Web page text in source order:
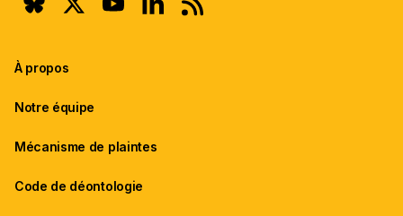
À propos
Notre équipe
Mécanisme de plaintes
Code de déontologie